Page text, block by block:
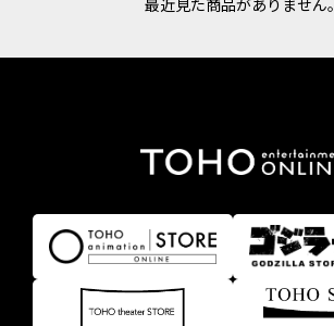
最近見た商品がありません。